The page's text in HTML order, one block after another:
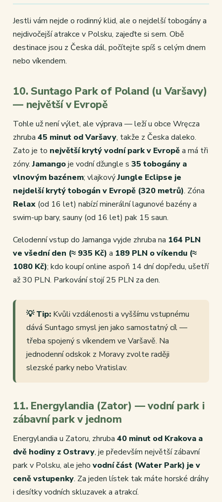
Jestli vám nejde o rodinný klid, ale o nejdelší tobogány a
nejdivočejší atrakce v Polsku, zajeďte si sem. Obě
destinace jsou z Česka dál, počítejte spíš s celým dnem
nebo víkendem.
10. Suntago Park of Poland (u Varšavy)
— největší v Evropě
Tohle už není výlet, ale výprava — leží u obce Wręcza
zhruba 45 minut od Varšavy, takže z Česka daleko.
Zato je to největší krytý vodní park v Evropěa má tři
zóny.Jamangoje vodní džungle s 35 tobogány a
vlnovým bazénem; vlajkovýJungle Eclipse je
nejdelší krytý tobogán v Evropě (320 metrů). Zóna
Relax (od 16 let) nabízí minerální lagunové bazény a
swim-up bary, sauny (od 16 let) pak 15 saun.
Celodenní vstup do Jamanga vyjde zhruba na 164 PLN
ve všední den (≈ 935 Kč) a 189 PLN o víkendu (≈
1080 Kč); kdo koupí online aspoň 14 dní dopředu, ušetří
až 30 PLN. Parkování stojí 25 PLN za den.
💡 Tip: Kvůli vzdálenosti a vyššímu vstupnému
dává Suntago smysl jen jako samostatný cíl —
třeba spojený s víkendem ve Varšavě. Na
jednodenní odskok z Moravy zvolte raději
slezské parky nebo Vratislav.
11. Energylandia (Zator) — vodní park i
zábavní park v jednom
Energylandia u Zatoru, zhruba 40 minut od Krakova a
dvě hodiny z Ostravy, je především největší zábavní
park v Polsku, ale jeho vodní část (Water Park) je v
ceně vstupenky. Za jeden lístek tak máte horské dráhy
i desítky vodních skluzavek a atrakcí.